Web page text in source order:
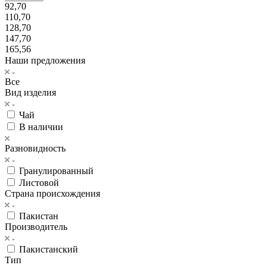
92,70
110,70
128,70
147,70
165,56
Наши предложения
Все
Вид изделия
Чай
В наличии
Разновидность
Гранулированный
Листовой
Страна происхождения
Пакистан
Производитель
Пакистанский
Тип